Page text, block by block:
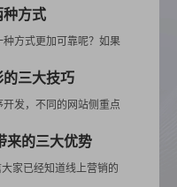
方式
方式更加可靠呢？如果
三大技巧
发，不同的网站侧重点
来的三大优势
家已经知道线上营销的